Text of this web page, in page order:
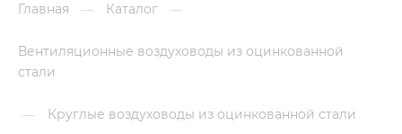
Главная — Каталог —
Вентиляционные воздуховоды из оцинкованной
стали
— Круглые воздуховоды из оцинкованной стали